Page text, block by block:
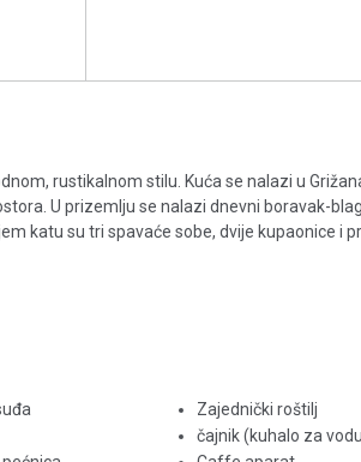
rustikalnom stilu. Kuća se nalazi u
U prizemlju se nalazi dnevni boravak-
katu su tri spavaće sobe, dvije kupaonice i
Zajednički roštilj
čajnik (kuhalo za